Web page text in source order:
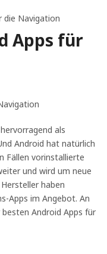
die Navigation
Apps für
als
Android hat natürlich
Fällen vorinstallierte
und wird um neue
haben
Apps im Angebot. An
Android Apps für